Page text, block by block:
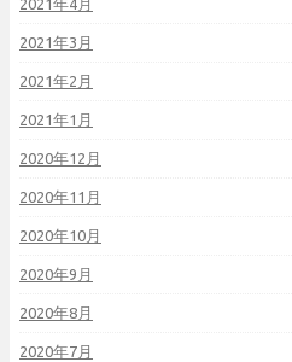
2021年4月
2021年3月
2021年2月
2021年1月
2020年12月
2020年11月
2020年10月
2020年9月
2020年8月
2020年7月